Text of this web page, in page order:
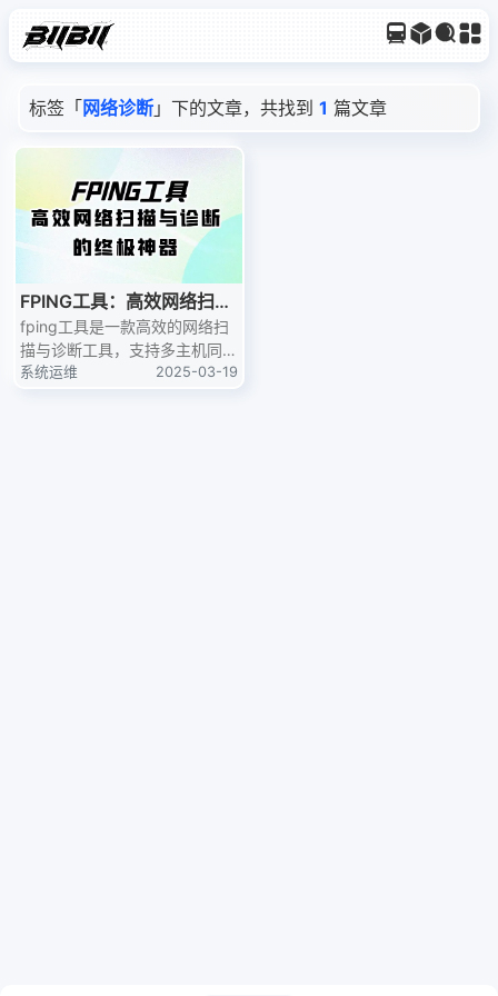
标签「 网络诊断 」下的文章，共找到 1 篇文章
FPING工具：高效网络扫描
与诊断的终极神器
fping工具是一款高效的网络扫
描与诊断工具，支持多主机同时
ping，提供实时的扫描结果和
系统运维 2025-03-19